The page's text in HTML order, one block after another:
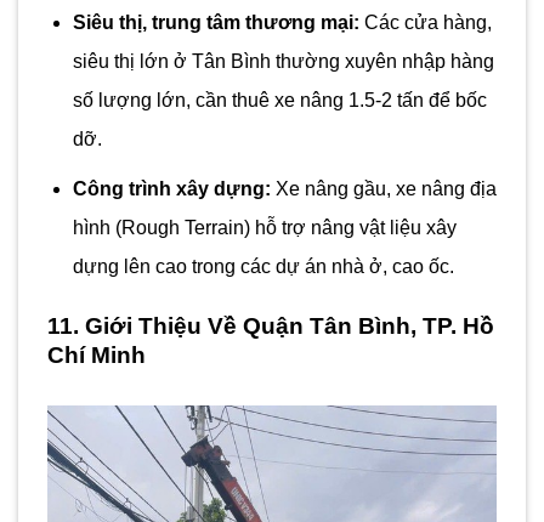
Siêu thị, trung tâm thương mại: Các cửa hàng,
siêu thị lớn ở Tân Bình thường xuyên nhập hàng
số lượng lớn, cần thuê xe nâng 1.5-2 tấn để bốc
dỡ.
Công trình xây dựng: Xe nâng gầu, xe nâng địa
hình (Rough Terrain) hỗ trợ nâng vật liệu xây
dựng lên cao trong các dự án nhà ở, cao ốc.
11. Giới Thiệu Về Quận Tân Bình, TP. Hồ
Chí Minh